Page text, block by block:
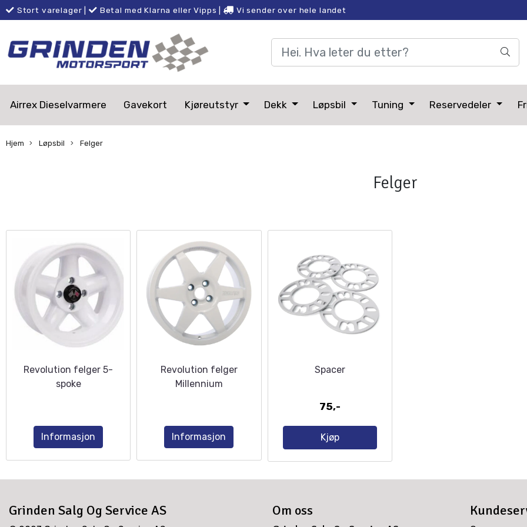
Stort varelager | Betal med Klarna eller Vipps | Vi sender over hele landet
Airrex Dieselvarmere Gavekort Kjøreutstyr Dekk Løpsbil Tuning Reservedeler
Hjem Løpsbil Felger
Felger
Revolution felger 5-
spoke
Informasjon
Revolution felger
Millennium
Informasjon
Spacer
75,-
Kjøp
Grinden Salg Og Service AS Om oss